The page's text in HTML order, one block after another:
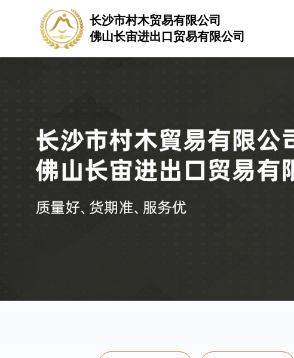
长沙市村木贸易有限公司
佛山长宙进出口贸易有限公司